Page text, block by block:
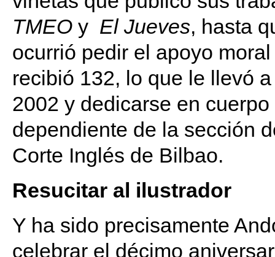
TMEOy El Jueves, hasta
ocurrió pedir el apoyo
recibió 132, lo que le llevó
2002 y dedicarse en
dependiente de la sección
Corte Inglés de Bilbao.
Resucitar al ilustrador
Y ha sido precisamente
celebrar el décimo